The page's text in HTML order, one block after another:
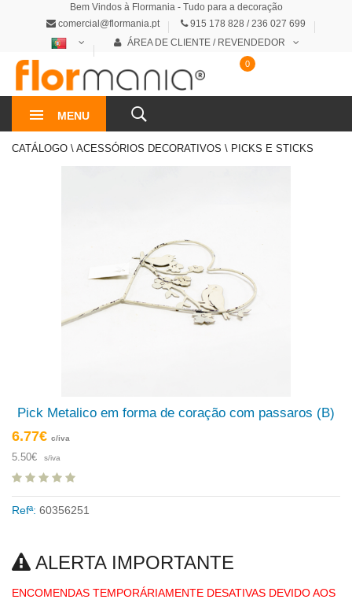
Bem Vindos à Flormania - Tudo para a decoração
comercial@flormania.pt
915 178 828 / 236 027 699
ÁREA DE CLIENTE / REVENDEDOR
MENU
0
CATÁLOGO \ ACESSÓRIOS DECORATIVOS \ PICKS E STICKS
Pick Metalico em forma de coração com passaros (B)
6.77€ c/iva
5.50€ s/iva
Refª: 60356251
ALERTA IMPORTANTE
ENCOMENDAS TEMPORÁRIAMENTE DESATIVAS DEVIDO AOS